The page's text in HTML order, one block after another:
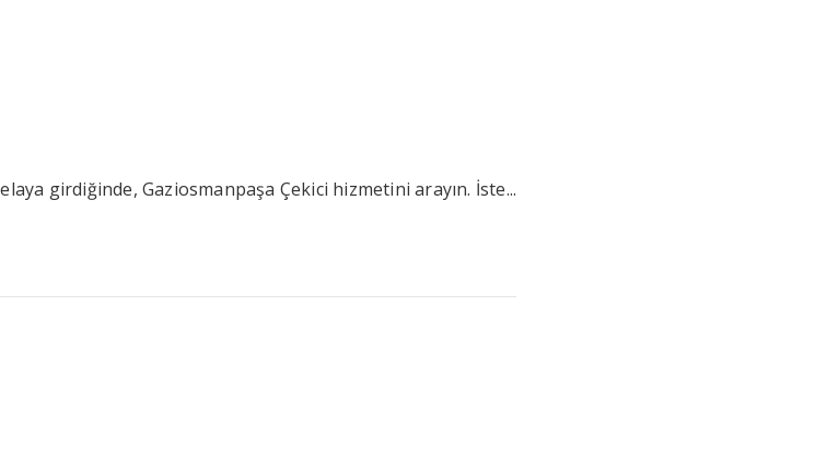
girdiğinde, Gaziosmanpaşa Çekici hizmetini arayın. İste...